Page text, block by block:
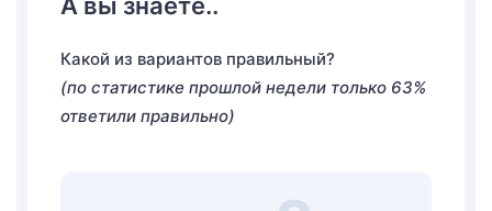
Какой из вариантов правильный?
(по статистике прошлой недели только 63%
ответили правильно)